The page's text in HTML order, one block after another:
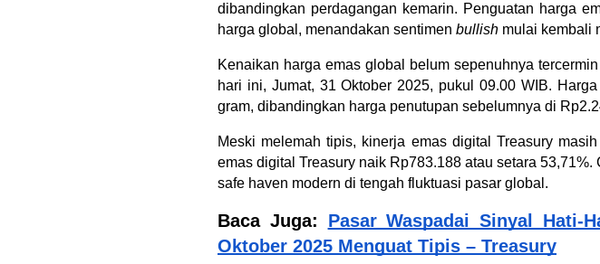
dibandingkan perdagangan kemarin. Penguatan harga
harga global, menandakan sentimen bullish mulai kembali
Kenaikan harga emas global belum sepenuhnya
hari ini, Jumat, 31 Oktober 2025, pukul 09.00 WIB.
gram, dibandingkan harga penutupan sebelumnya di
Meski melemah tipis, kinerja emas digital Treasury
emas digital Treasury naik Rp783.188 atau setara
safe haven modern di tengah fluktuasi pasar global.
Baca Juga: Pasar Waspadai Sinyal Hati-
Oktober 2025 Menguat Tipis – Treasury